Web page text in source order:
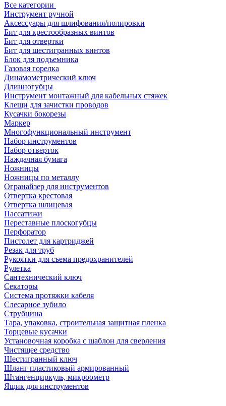
Все категории
Инструмент ручной
Аксессуары для шлифования/полировки
Бит для крестообразных винтов
Бит для отвертки
Бит для шестигранных винтов
Блок для подъемника
Газовая горелка
Динамометрический ключ
Длинногубцы
Инструмент монтажный для кабельных стяжек
Клещи для зачистки проводов
Кусачки бокорезы
Маркер
Многофункциональный инструмент
Набор инструментов
Набор отверток
Наждачная бумага
Ножницы
Ножницы по металлу
Огранайзер для инструментов
Отвертка крестовая
Отвертка шлицевая
Пассатижи
Переставные плоскогубцы
Перфоратор
Пистолет для картриджей
Резак для труб
Рукоятки для съема предохранителей
Рулетка
Сантехнический ключ
Секаторы
Система протяжки кабеля
Слесарное зубило
Струбцина
Тара, упаковка, строительная защитная пленка
Торцевые кусачки
Установочная коробка с шаблон для сверления
Чистящее средство
Шестигранный ключ
Шланг пластиковый армированный
Штангенциркуль, микроометр
Ящик для инструментов